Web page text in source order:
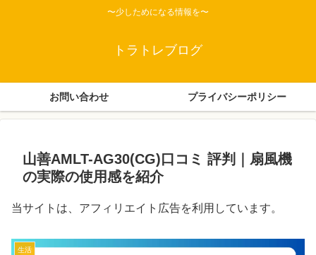
〜少しためになる情報を〜
トラトレブログ
お問い合わせ プライバシーポリシー
山善AMLT-AG30(CG)口コミ 評判｜扇風機
の実際の使用感を紹介
当サイトは、アフィリエイト広告を利用しています。
生活